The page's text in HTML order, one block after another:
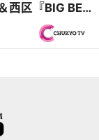
西区『BIG BEN
たっぷりバー